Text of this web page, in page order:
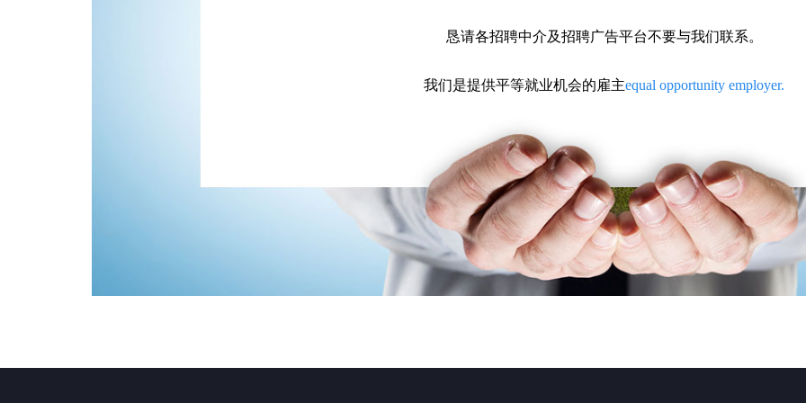
恳请各招聘中介及招聘广告平台不要与我们联系。
我们是提供平等就业机会的雇主equal opportunity employer.